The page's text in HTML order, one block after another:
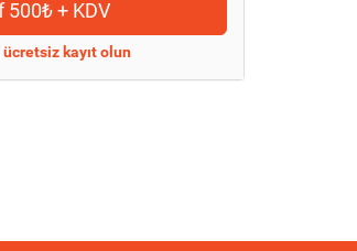
ücretsiz kayıt olun